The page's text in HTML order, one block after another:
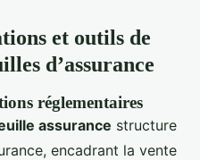
et outils de
d’assurance
réglementaires
assurance structure
encadrant la vente